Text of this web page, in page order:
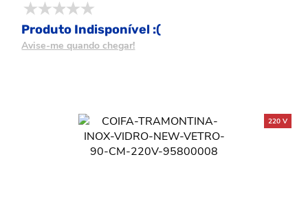
Produto Indisponível :(
Avise-me quando chegar!